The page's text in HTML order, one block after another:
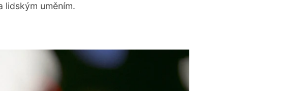
lidským uměním.